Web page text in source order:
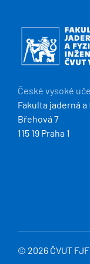
Obrázek
České vysoké
Fakulta jaderná
Břehová 7
115 19 Praha 1
© 2026 ČVUT